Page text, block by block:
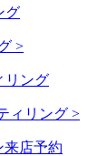
>
ィリング >
来店予約